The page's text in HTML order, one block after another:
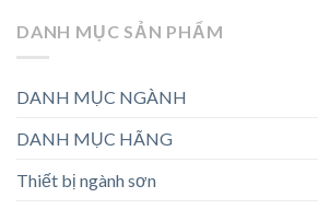
DANH MỤC SẢN PHẨM
DANH MỤC NGÀNH
DANH MỤC HÃNG
Thiết bị ngành sơn